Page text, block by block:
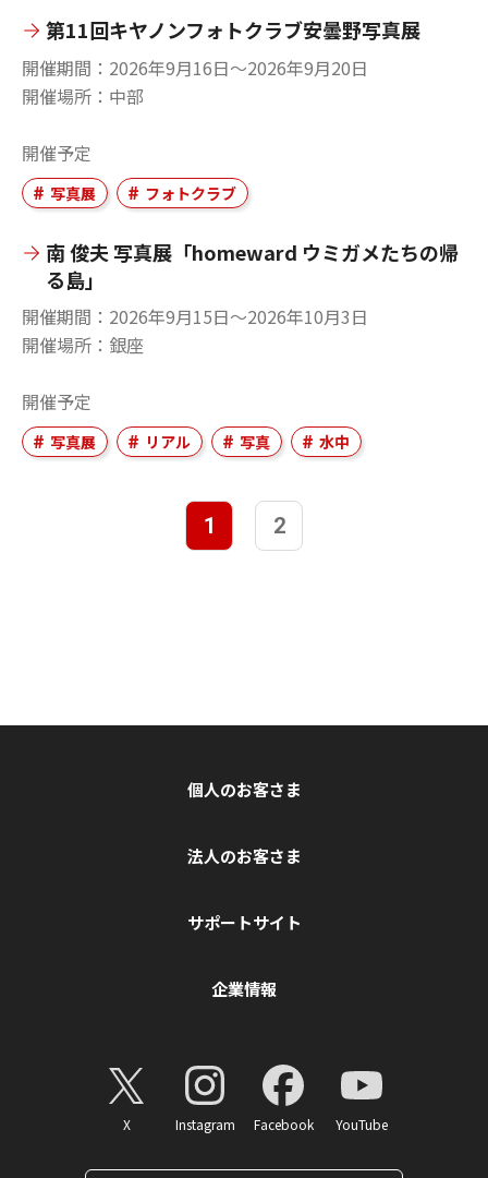
第11回キヤノンフォトクラブ安曇野写真展
開催期間
2026年9月16日〜2026年9月20日
開催場所
中部
開催予定
写真展 フォトクラブ
南 俊夫 写真展「homeward ウミガメたちの帰
る島」
開催期間
2026年9月15日〜2026年10月3日
開催場所
銀座
開催予定
写真展 リアル 写真 水中
1 2
個人のお客さま
法人のお客さま
サポートサイト
企業情報
X Instagram Facebook YouTube